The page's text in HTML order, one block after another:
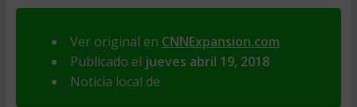
Ver original en CNNExpansion.com
Publicado el jueves abril 19, 2018
Noticia local de